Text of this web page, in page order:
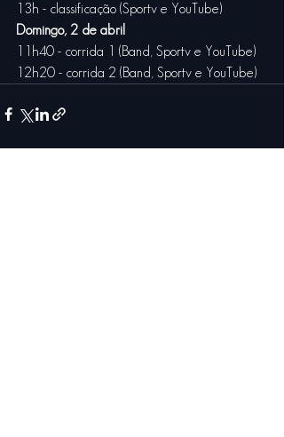
13h - classificação (Sportv e YouTube)
Domingo, 2 de abril
11h40 - corrida 1 (Band, Sportv e YouTube)
12h20 - corrida 2 (Band, Sportv e YouTube)